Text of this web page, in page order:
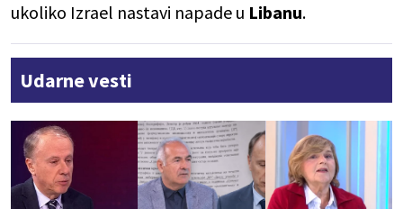
ukoliko Izrael nastavi napade u Libanu.
Udarne vesti